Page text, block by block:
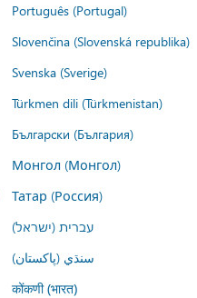
Português (Portugal)
Slovenčina (Slovenská republika)
Svenska (Sverige)
Türkmen dili (Türkmenistan)
Български (България)
Монгол (Монгол)
Татар (Россия)
עברית (ישראל)
سنڌي (پاکستان)
कोंकणी (भारत)